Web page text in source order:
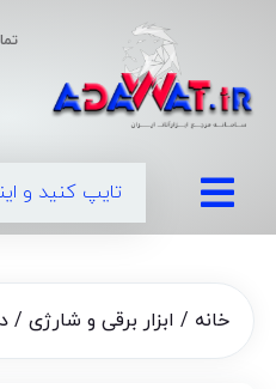
خانه / ابزار برقی و شارژی/